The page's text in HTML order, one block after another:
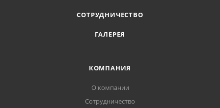
СОТРУДНИЧЕСТВО
ГАЛЕРЕЯ
КОМПАНИЯ
О компании
Сотрудничество